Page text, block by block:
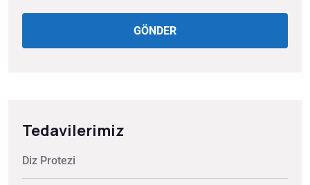
GÖNDER
Tedavilerimiz
Diz Protezi